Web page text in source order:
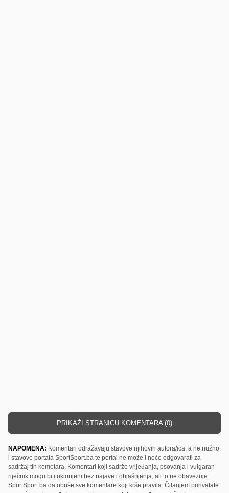
PRIKAŽI STRANICU KOMENTARA (0)
NAPOMENA: Komentari odražavaju stavove njihovih autora/ica, a ne nužno
i stavove portala SportSport.ba te portal ne može i neće odgovarati za
sadržaj tih kometara. Komentari koji sadrže vrijeđanja, psovanja i vulgaran
riječnik mogu biti uklonjeni bez najave i objašnjenja, ali to ne obavezuje
SportSport.ba da obriše sve komentare koji krše pravila. Čitanjem prihvatate